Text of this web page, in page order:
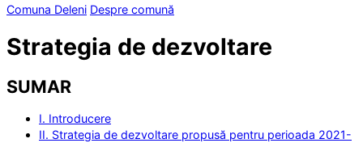
Comuna Deleni Despre comună
Strategia de dezvoltare
SUMAR
I. Introducere
II. Strategia de dezvoltare propusă pentru perioada 2021-